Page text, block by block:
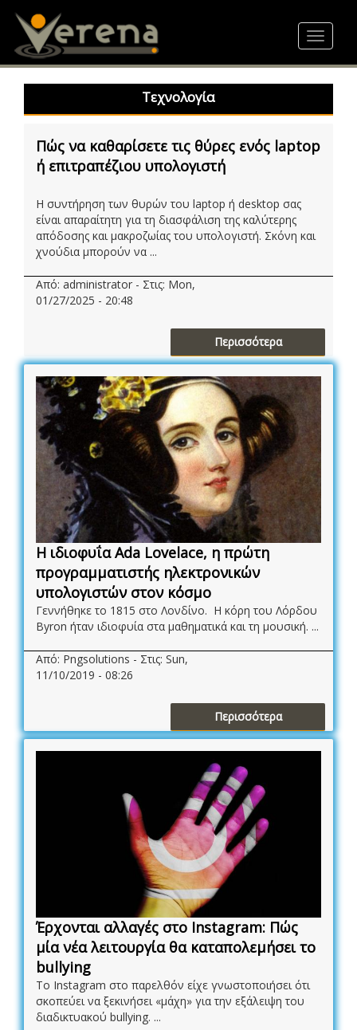
content
Toggle
Τεχνολογία
Πώς να καθαρίσετε τις θύρες ενός laptop
ή επιτραπέζιου υπολογιστή
Η συντήρηση των θυρών του laptop ή desktop σας
είναι απαραίτητη για τη διασφάλιση της καλύτερης
απόδοσης και μακροζωίας του υπολογιστή. Σκόνη και
χνούδια μπορούν να ...
Από: administrator - Στις: Mon,
01/27/2025 - 20:48
Περισσότερα
Η ιδιοφυΐα Αda Lovelace, η πρώτη
προγραμματιστής ηλεκτρονικών
υπολογιστών στον κόσμο
Γεννήθηκε το 1815 στο Λονδίνο. Η κόρη του Λόρδου
Byron ήταν ιδιοφυία στα μαθηματικά και τη μουσική. ...
Από: Pngsolutions - Στις: Sun,
11/10/2019 - 08:26
Περισσότερα
Έρχονται αλλαγές στο Instagram: Πώς
μία νέα λειτουργία θα καταπολεμήσει το
bullying
Το Instagram στο παρελθόν είχε γνωστοποιήσει ότι
σκοπεύει να ξεκινήσει «μάχη» για την εξάλειψη του
διαδικτυακού bullying. ...